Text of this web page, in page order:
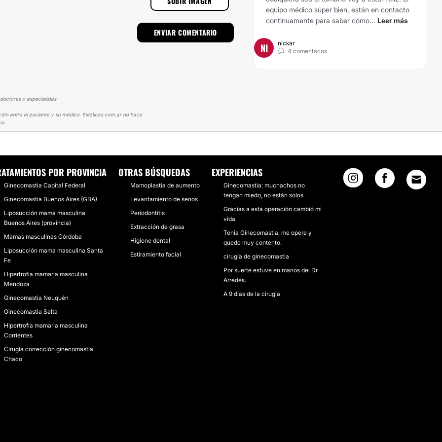
equipo médico súper bien, están en contacto
continuamente para saber cómo... Leer más
NI
nickar
4 comentarios
o especialistas.
entre el paciente y su médico. Esteticas.com.ar no hace
POR PROVINCIA
Ginecomastia Capital Federal
Ginecomastia Buenos Aires (GBA)
Liposucción mama masculina
Buenos Aires (provincia)
Mamas masculinas Córdoba
Liposucción mama masculina Santa
Fe
Hipertrofia mamaria masculina
Mendoza
Ginecomastia Neuquén
Ginecomastia Salta
Hipertrofia mamaria masculina
Corrientes
Cirugía corrección ginecomastia
Chaco
OTRAS BÚSQUEDAS
Mamoplastia de aumento
Levantamiento de senos
Periodontitis
Extracción de grasa
Higiene dental
Estiramiento facial
EXPERIENCIAS
Ginecomastia: muchachos no
tengan miedo, no están solos
Gracias a esta operación cambió mi
vida
Tenia Ginecomastia, me opere y
quede muy contento.
cirugía de ginecomastia
Por suerte estuve en manos del Dr
Arredes.
A 9 días de la cirugia